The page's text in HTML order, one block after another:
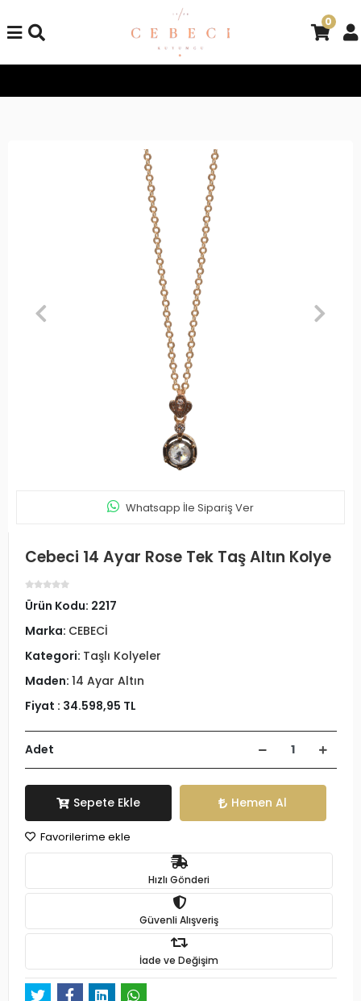
0
Whatsapp İle Sipariş Ver
Cebeci 14 Ayar Rose Tek Taş Altın Kolye
Ürün Kodu: 2217
Marka: CEBECİ
Kategori: Taşlı Kolyeler
Maden: 14 Ayar Altın
Fiyat : 34.598,95 TL
Adet
Sepete Ekle Hemen Al
Favorilerime ekle
Hızlı Gönderi
Güvenli Alışveriş
İade ve Değişim